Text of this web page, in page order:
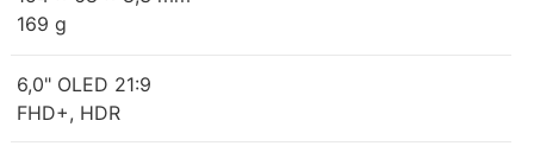
169 g
6,0" OLED 21:9
FHD+, HDR